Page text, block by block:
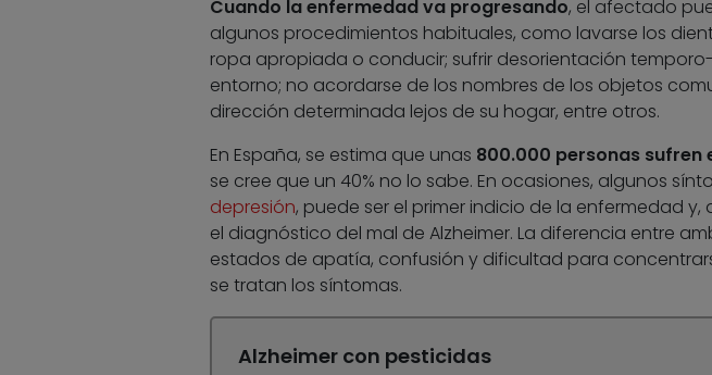
Cuando la enfermedad va progresando, el afectado
algunos procedimientos habituales, como lavarse los
ropa apropiada o conducir; sufrir desorientación
entorno; no acordarse de los nombres de los objetos
dirección determinada lejos de su hogar, entre otros.
En España, se estima que unas 800.000 personas sufren
se cree que un 40% no lo sabe. En ocasiones, algunos
depresión, puede ser el primer indicio de la enfermedad
el diagnóstico del mal de Alzheimer. La diferencia entre
estados de apatía, confusión y dificultad para
se tratan los síntomas.
Alzheimer con pesticidas